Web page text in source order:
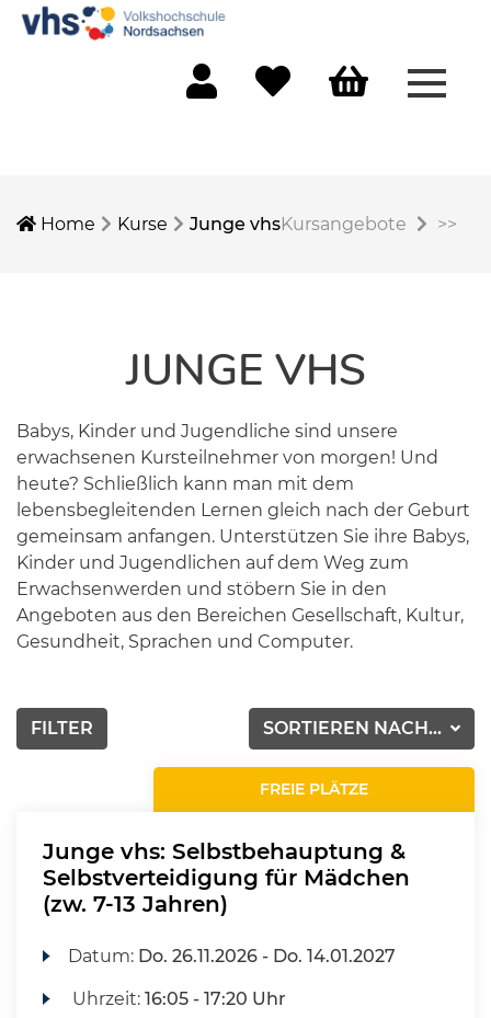
Home Kurse Junge vhsKursangebote >>
JUNGE VHS
Babys, Kinder und Jugendliche sind unsere
erwachsenen Kursteilnehmer von morgen! Und
heute? Schließlich kann man mit dem
lebensbegleitenden Lernen gleich nach der Geburt
gemeinsam anfangen. Unterstützen Sie ihre Babys,
Kinder und Jugendlichen auf dem Weg zum
Erwachsenwerden und stöbern Sie in den
Angeboten aus den Bereichen Gesellschaft, Kultur,
Gesundheit, Sprachen und Computer.
SORTIEREN NACH...
FILTER
FREIE PLÄTZE
Junge vhs: Selbstbehauptung &
Selbstverteidigung für Mädchen
(zw. 7-13 Jahren)
Datum: Do. 26.11.2026 - Do. 14.01.2027
Uhrzeit:16:05 - 17:20 Uhr